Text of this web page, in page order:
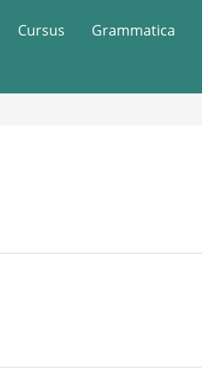
Cursus Grammatica